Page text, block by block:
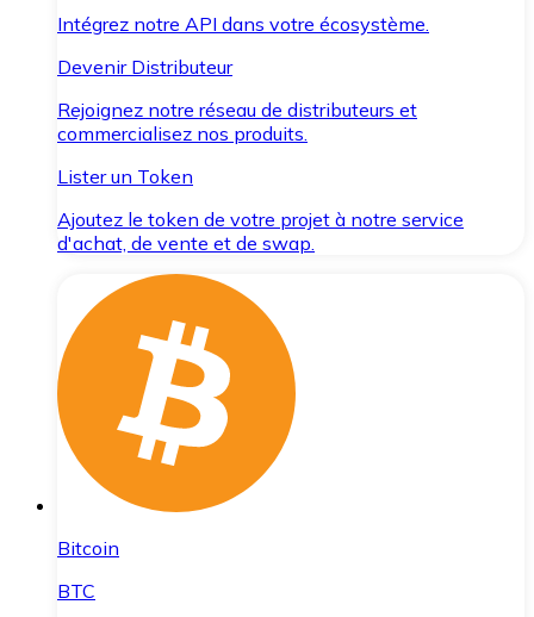
Intégrez notre API dans votre écosystème.
Devenir Distributeur
Rejoignez notre réseau de distributeurs et
commercialisez nos produits.
Lister un Token
Ajoutez le token de votre projet à notre service
d'achat, de vente et de swap.
Bitcoin
BTC